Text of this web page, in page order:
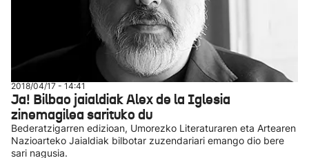
2018/04/17 - 14:41
Ja! Bilbao jaialdiak Alex de la Iglesia
zinemagilea sarituko du
Bederatzigarren edizioan, Umorezko Literaturaren eta Artearen
Nazioarteko Jaialdiak bilbotar zuzendariari emango dio bere
sari nagusia.